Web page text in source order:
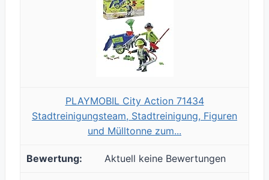
PLAYMOBIL City Action 71434
Stadtreinigungsteam, Stadtreinigung, Figuren
und Mülltonne zum...
Aktuell keine Bewertungen